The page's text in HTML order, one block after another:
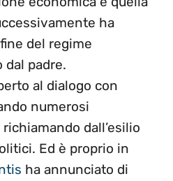
ha
del regime
dal padre.
al dialogo con
numerosi
dall’esilio
Ed è proprio in
ha annunciato di